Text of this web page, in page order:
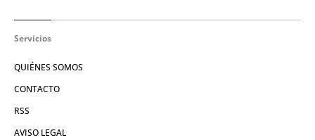
Servicios
QUIÉNES SOMOS
CONTACTO
RSS
AVISO LEGAL